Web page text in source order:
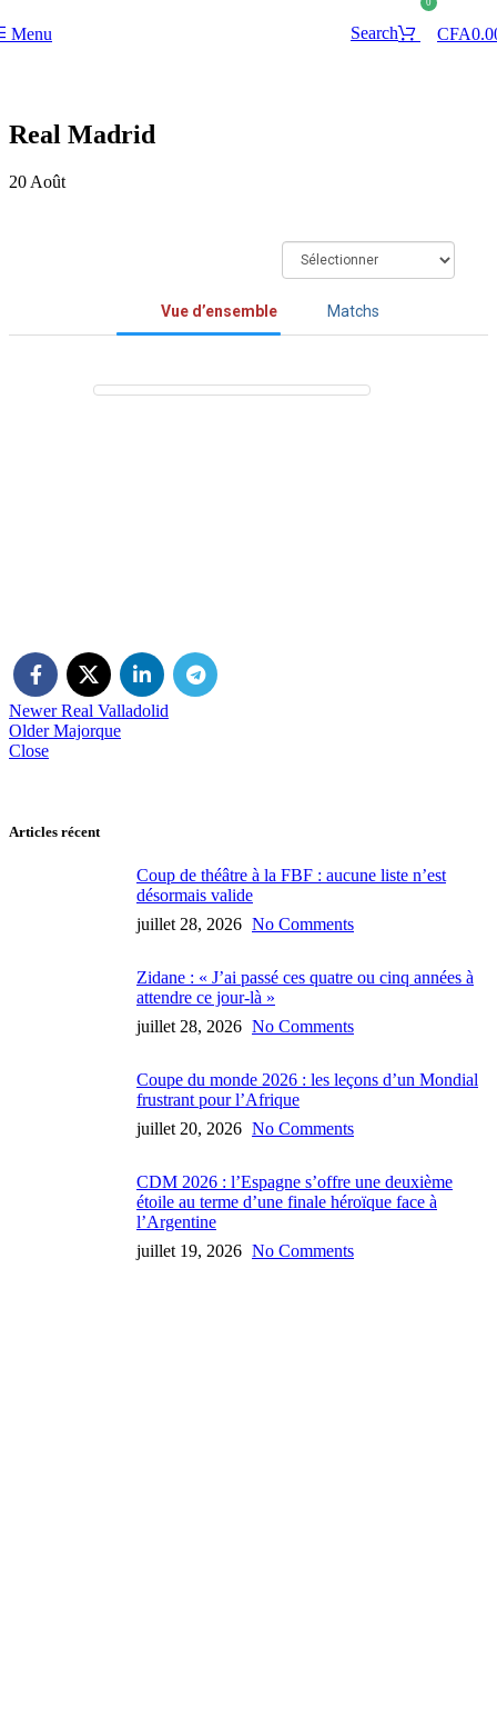
Menu Search
0
CFA
Real Madrid
20 Août
Vue d’ensemble Matchs
Newer Real Valladolid
Older Majorque
Close
Articles récent
Coup de théâtre à la FBF : aucune liste n’est
désormais valide
juillet 28, 2026 No Comments
Zidane : « J’ai passé ces quatre ou cinq années à
attendre ce jour-là »
juillet 28, 2026 No Comments
Coupe du monde 2026 : les leçons d’un Mondial
frustrant pour l’Afrique
juillet 20, 2026 No Comments
CDM 2026 : l’Espagne s’offre une deuxième
étoile au terme d’une finale héroïque face à
l’Argentine
juillet 19, 2026 No Comments